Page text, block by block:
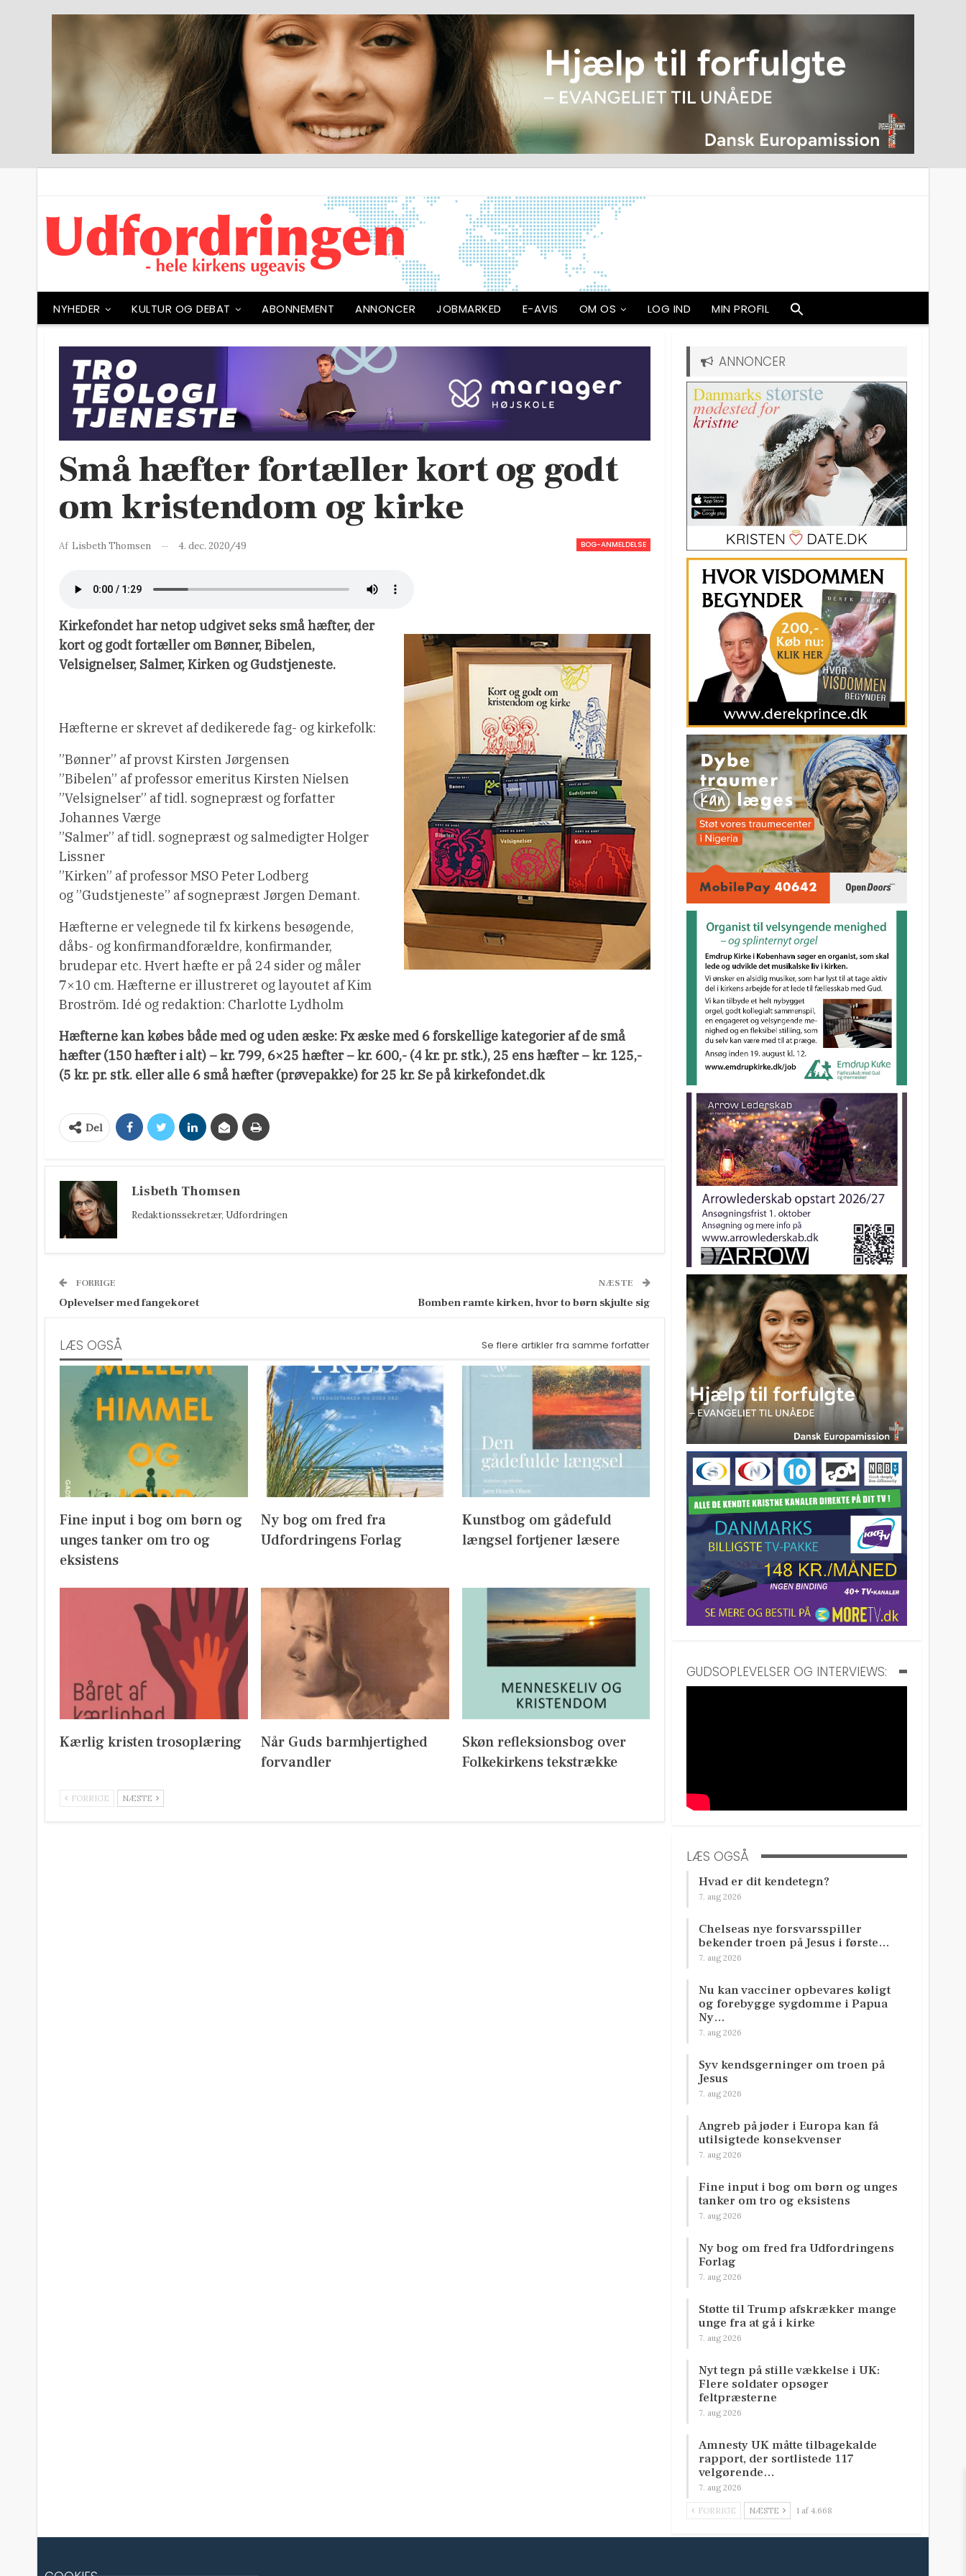
NYHEDER KULTUR OG DEBAT ABONNEMENT ANNONCER JOBMARKED E-AVIS OM OS LOG IND MIN PROFIL
Små hæfter fortæller kort og godt
om kristendom og kirke
BOG-ANMELDELSE
Af Lisbeth Thomsen 4. dec. 2020/49
Kirkefondet har netop udgivet seks små hæfter, der
kort og godt fortæller om Bønner, Bibelen,
Velsignelser, Salmer, Kirken og Gudstjeneste.
Hæfterne er skrevet af dedikerede fag- og kirkefolk:
”Bønner” af provst Kirsten Jørgensen
”Bibelen” af professor emeritus Kirsten Nielsen
”Velsignelser” af tidl. sognepræst og forfatter
Johannes Værge
”Salmer” af tidl. sognepræst og salmedigter Holger
Lissner
”Kirken” af professor MSO Peter Lodberg
og ”Gudstjeneste” af sognepræst Jørgen Demant.
Hæfterne er velegnede til fx kirkens besøgende,
dåbs- og konfirmandforældre, konfirmander,
brudepar etc. Hvert hæfte er på 24 sider og måler
7×10 cm. Hæfterne er illustreret og layoutet af Kim
Broström. Idé og redaktion: Charlotte Lydholm
Hæfterne kan købes både med og uden æske: Fx æske med 6 forskellige kategorier af de små
hæfter (150 hæfter i alt) – kr. 799, 6×25 hæfter – kr. 600,- (4 kr. pr. stk.), 25 ens hæfter – kr. 125,-
(5 kr. pr. stk. eller alle 6 små hæfter (prøvepakke) for 25 kr. Se på kirkefondet.dk
Del
Lisbeth Thomsen
Redaktionssekretær, Udfordringen
FORRIGE
Oplevelser med fangekoret
NÆSTE
Bomben ramte kirken, hvor to børn skjulte sig
LÆS OGSÅ Se flere artikler fra samme forfatter
Fine input i bog om børn og
unges tanker om tro og
eksistens
Ny bog om fred fra
Udfordringens Forlag
Kunstbog om gådefuld
længsel fortjener læsere
Kærlig kristen trosoplæring
Når Guds barmhjertighed
forvandler
Skøn refleksionsbog over
Folkekirkens tekstrække
FORRIGE NÆSTE
ANNONCER
GUDSOPLEVELSER OG INTERVIEWS:
LÆS OGSÅ
Hvad er dit kendetegn?
7. aug 2026
Chelseas nye forsvarsspiller
bekender troen på Jesus i første…
7. aug 2026
Nu kan vacciner opbevares køligt
og forebygge sygdomme i Papua
Ny…
7. aug 2026
Syv kendsgerninger om troen på
Jesus
7. aug 2026
Angreb på jøder i Europa kan få
utilsigtede konsekvenser
7. aug 2026
Fine input i bog om børn og unges
tanker om tro og eksistens
7. aug 2026
Ny bog om fred fra Udfordringens
Forlag
7. aug 2026
Støtte til Trump afskrækker mange
unge fra at gå i kirke
7. aug 2026
Nyt tegn på stille vækkelse i UK:
Flere soldater opsøger
feltpræsterne
7. aug 2026
Amnesty UK måtte tilbagekalde
rapport, der sortlistede 117
velgørende…
7. aug 2026
FORRIGE NÆSTE 1 af 4.668